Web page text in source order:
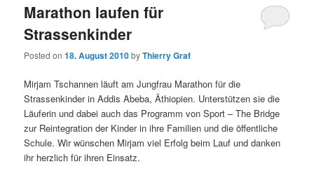
Marathon laufen für
Strassenkinder
Posted on18. August 2010byThierry Graf
Mirjam Tschannen läuft am Jungfrau Marathon für die
Strassenkinder in Addis Abeba, Äthiopien. Unterstützen sie die
Läuferin und dabei auch das Programm von Sport – The Bridge
zur Reintegration der Kinder in ihre Familien und die öffentliche
Schule. Wir wünschen Mirjam viel Erfolg beim Lauf und danken
ihr herzlich für ihren Einsatz.